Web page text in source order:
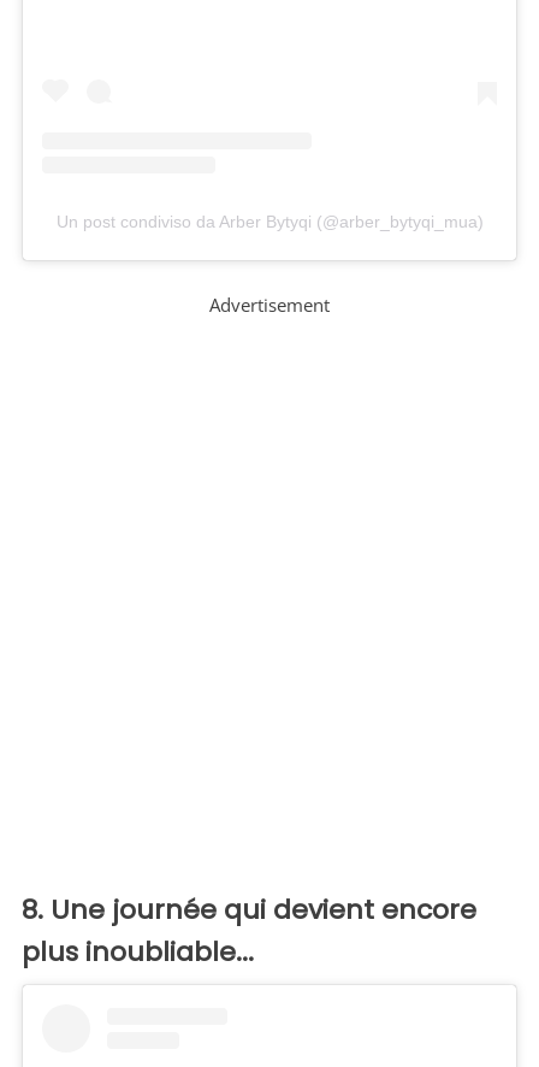
Un post condiviso da Arber Bytyqi (@arber_bytyqi_mua)
Advertisement
8. Une journée qui devient encore
plus inoubliable...